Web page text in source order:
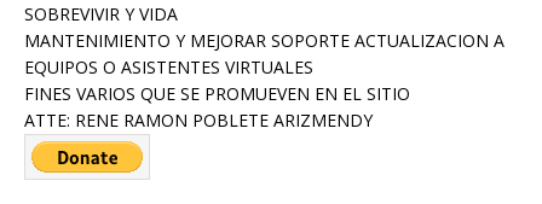
SOBREVIVIR Y VIDA
MANTENIMIENTO Y MEJORAR SOPORTE ACTUALIZACION A
EQUIPOS O ASISTENTES VIRTUALES
FINES VARIOS QUE SE PROMUEVEN EN EL SITIO
ATTE: RENE RAMON POBLETE ARIZMENDY